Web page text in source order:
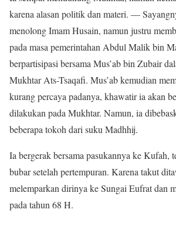
karena alasan politik dan materi. —
menolong Imam Husain, namun justru
pada masa pemerintahan Abdul Malik bin
berpartisipasi bersama Mus’ab bin Zubair
Mukhtar Ats-Tsaqafi. Mus’ab kemudian
kurang percaya padanya, khawatir ia akan
dilakukan pada Mukhtar. Namun, ia
beberapa tokoh dari suku Madhhij.
Ia bergerak bersama pasukannya ke Kufah,
bubar setelah pertempuran. Karena takut
melemparkan dirinya ke Sungai Eufrat dan
pada tahun 68 H.